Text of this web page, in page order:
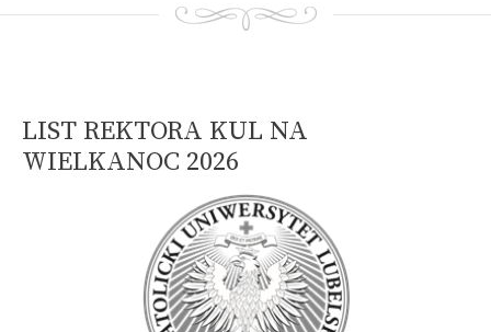
LIST REKTORA KUL NA
WIELKANOC 2026